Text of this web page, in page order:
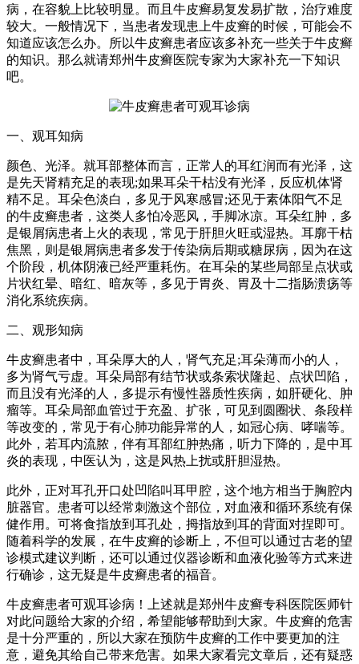
病，在容貌上比较明显。而且牛皮癣易复发易扩散，治疗难度
较大。一般情况下，当患者发现患上牛皮癣的时候，可能会不
知道应该怎么办。所以牛皮癣患者应该多补充一些关于牛皮癣
的知识。那么就请郑州牛皮癣医院专家为大家补充一下知识
吧。
一、观耳知病
颜色、光泽。就耳部整体而言，正常人的耳红润而有光泽，这
是先天肾精充足的表现;如果耳朵干枯没有光泽，反应机体肾
精不足。耳朵色淡白，多见于风寒感冒;还见于素体阳气不足
的牛皮癣患者，这类人多怕冷恶风，手脚冰凉。耳朵红肿，多
是银屑病患者上火的表现，常见于肝胆火旺或湿热。耳廓干枯
焦黑，则是银屑病患者多发于传染病后期或糖尿病，因为在这
个阶段，机体阴液已经严重耗伤。在耳朵的某些局部呈点状或
片状红晕、暗红、暗灰等，多见于胃炎、胃及十二指肠溃疡等
消化系统疾病。
二、观形知病
牛皮癣患者中，耳朵厚大的人，肾气充足;耳朵薄而小的人，
多为肾气亏虚。耳朵局部有结节状或条索状隆起、点状凹陷，
而且没有光泽的人，多提示有慢性器质性疾病，如肝硬化、肿
瘤等。耳朵局部血管过于充盈、扩张，可见到圆圈状、条段样
等改变的，常见于有心肺功能异常的人，如冠心病、哮喘等。
此外，若耳内流脓，伴有耳部红肿热痛，听力下降的，是中耳
炎的表现，中医认为，这是风热上扰或肝胆湿热。
此外，正对耳孔开口处凹陷叫耳甲腔，这个地方相当于胸腔内
脏器官。患者可以经常刺激这个部位，对血液和循环系统有保
健作用。可将食指放到耳孔处，拇指放到耳的背面对捏即可。
随着科学的发展，在牛皮癣的诊断上，不但可以通过古老的望
诊模式建议判断，还可以通过仪器诊断和血液化验等方式来进
行确诊，这无疑是牛皮癣患者的福音。
牛皮癣患者可观耳诊病！上述就是郑州牛皮癣专科医院医师针
对此问题给大家的介绍，希望能够帮助到大家。牛皮癣的危害
是十分严重的，所以大家在预防牛皮癣的工作中要更加的注
意，避免其给自己带来危害。如果大家看完文章后，还有疑惑